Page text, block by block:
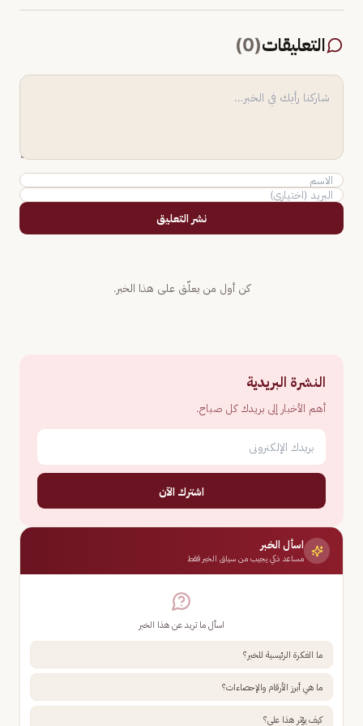
التعليقات(
0
)
نشر التعليق
كن أول من يعلّق على هذا الخبر.
النشرة البريدية
أهم الأخبار إلى بريدك كل صباح.
اشترك الآن
اسأل الخبر
مساعد ذكي يجيب من سياق الخبر فقط
اسأل ما تريد عن هذا الخبر
ما الفكرة الرئيسية للخبر؟
ما هي أبرز الأرقام والإحصاءات؟
كيف يؤثر هذا علي؟